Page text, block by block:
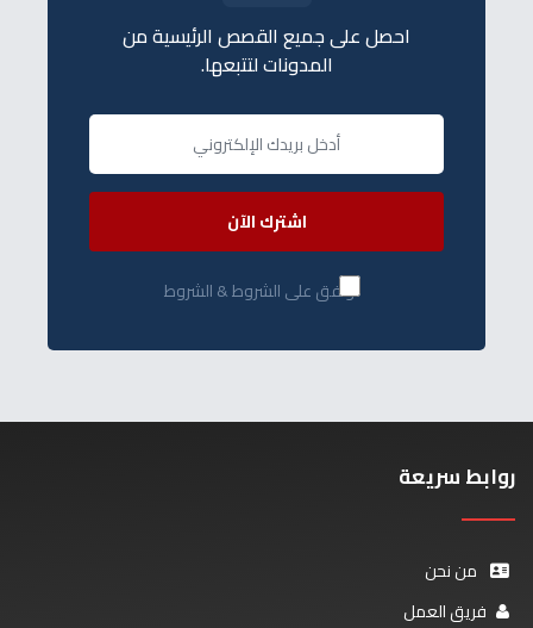
احصل على جميع القصص الرئيسية من
المدونات لتتبعها.
اشترك الآن
أوافق على الشروط & الشروط
روابط سريعة
من نحن
فريق العمل